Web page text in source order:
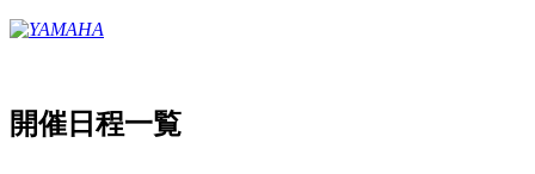
開催日程一覧